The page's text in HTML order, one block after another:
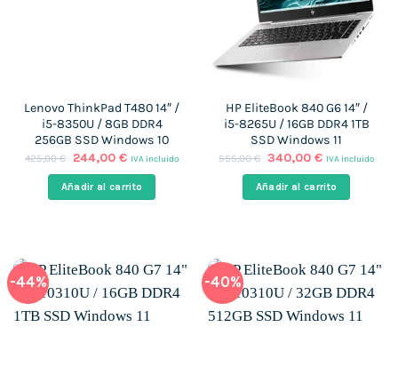
Lenovo ThinkPad T480 14″ /
i5-8350U / 8GB DDR4
256GB SSD Windows 10
425,00€
El
original
era:
244,00 €El
actual
es:
IVA incluido
Añadir al carrito
HP EliteBook 840 G6 14″ /
i5-8265U / 16GB DDR4 1TB
SSD Windows 11
555,00€ El
original
era:
340,00 €El
actual
es:
IVA incluido
Añadir al carrito
-44% -40%